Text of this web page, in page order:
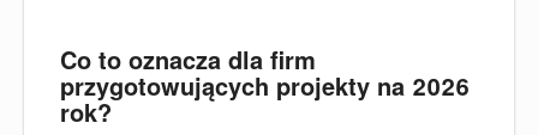
Co to oznacza dla firm
przygotowujących projekty na 2026
rok?